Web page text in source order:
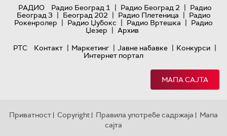
РАДИО
Радио Београд 1 | Радио Београд 2 | Радио
Београд 3 | Београд 202 | Радио Плетеница | Радио
Рокенролер | Радио Џубокс | Радио Вртешка | Радио
Џезер | Архив
РТС
Контакт | Маркетинг | Јавне набавке | Конкурси |
Интернет портал
МАПА САЈТА
Приватност | Copyright | Правила употребе садржаја | Мапа
сајта